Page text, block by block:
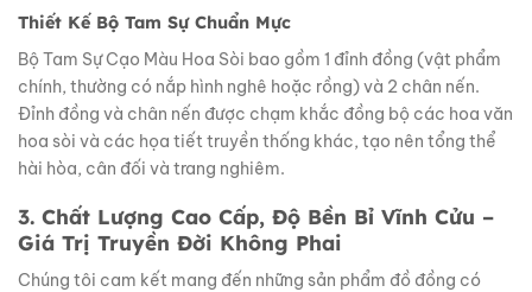
Thiết Kế Bộ Tam Sự Chuẩn Mực
Bộ Tam Sự Cạo Màu Hoa Sòi bao gồm 1 đỉnh đồng (vật phẩm
chính, thường có nắp hình nghê hoặc rồng) và 2 chân nến.
Đỉnh đồng và chân nến được chạm khắc đồng bộ các hoa văn
hoa sòi và các họa tiết truyền thống khác, tạo nên tổng thể
hài hòa, cân đối và trang nghiêm.
3. Chất Lượng Cao Cấp, Độ Bền Bỉ Vĩnh Cửu –
Giá Trị Truyền Đời Không Phai
Chúng tôi cam kết mang đến những sản phẩm đồ đồng có